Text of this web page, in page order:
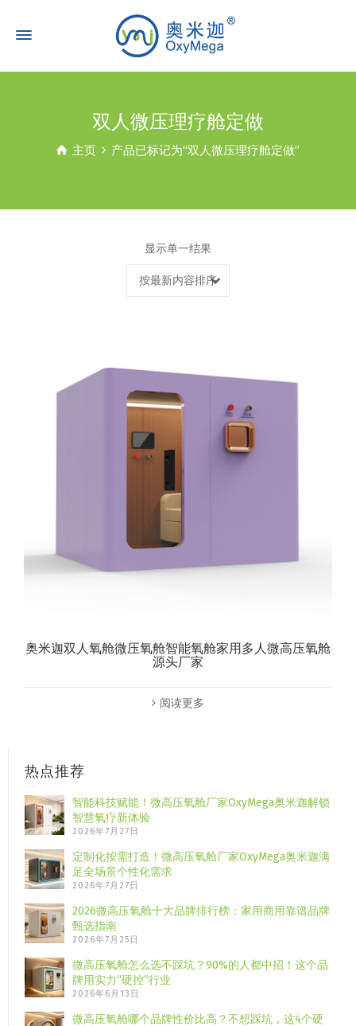
双人微压理疗舱定做
主页 产品已标记为“双人微压理疗舱定做”
显示单一结果
按最新内容排序
奥米迦双人氧舱微压氧舱智能氧舱家用多人微高压氧舱
源头厂家
阅读更多
热点推荐
智能科技赋能！微高压氧舱厂家OxyMega奥米迦解锁
智慧氧疗新体验
2026年7月27日
定制化按需打造！微高压氧舱厂家OxyMega奥米迦满
足全场景个性化需求
2026年7月27日
2026微高压氧舱十大品牌排行榜：家用商用靠谱品牌
甄选指南
2026年7月25日
微高压氧舱怎么选不踩坑？90%的人都中招！这个品
牌用实力“硬控”行业
2026年6月13日
微高压氧舱哪个品牌性价比高？不想踩坑，这4个硬